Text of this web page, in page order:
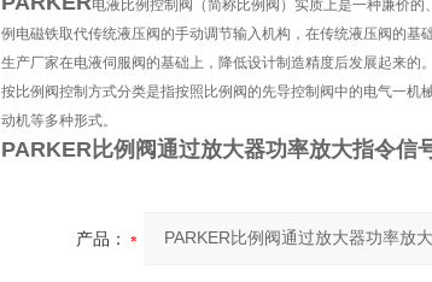
电液比例控制阀（简称比例阀）实质上是一种廉价
例电磁铁取代传统液压阀的手动调节输入机构，在传统液压阀的
生产厂家在电液伺服阀的基础上，降低设计制造精度后发展起来的。
按比例阀控制方式分类是指按照比例阀的先导控制阀中的电气一
动机等多种形式。
PARKER比例阀通过放大器功率放大指令信
产品：